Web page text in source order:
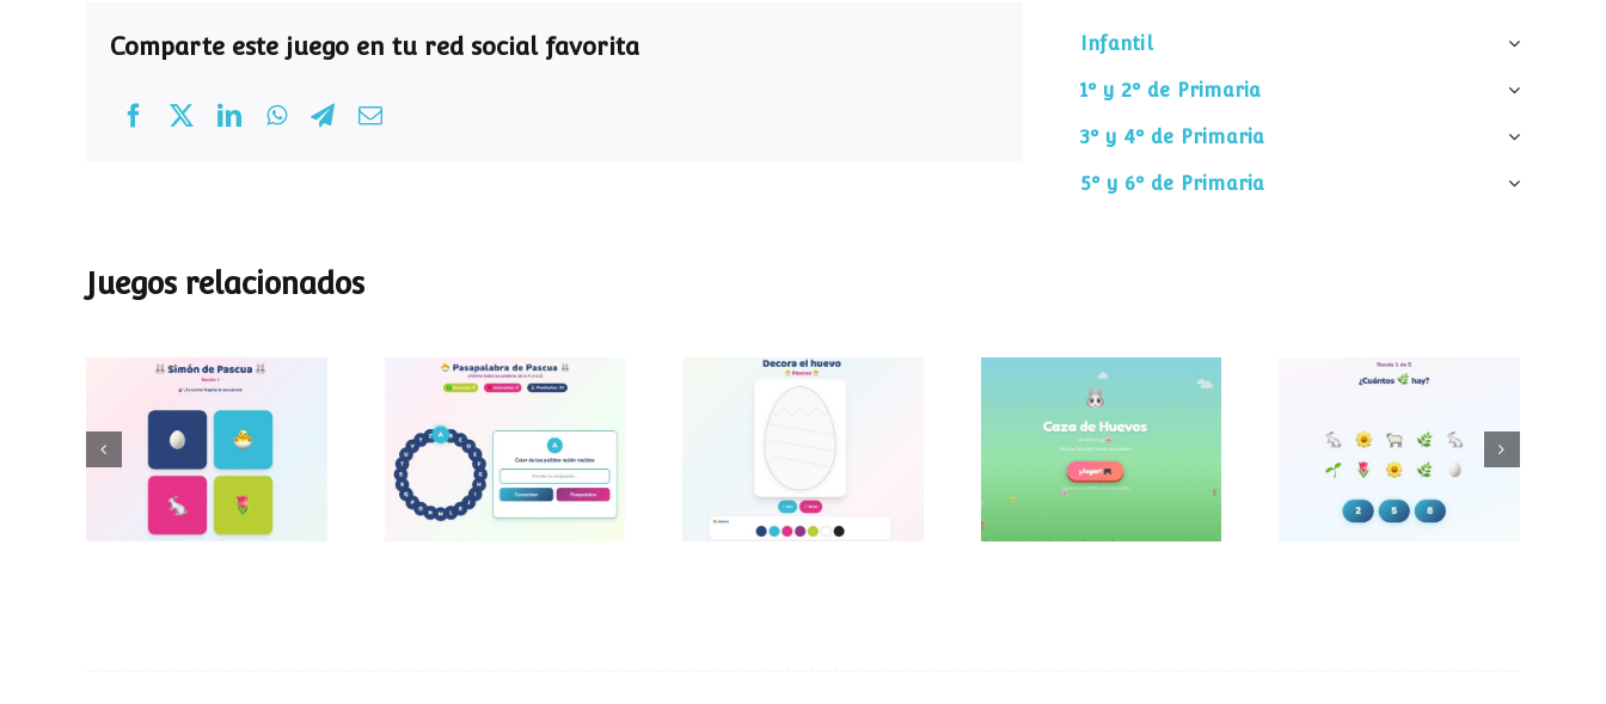
Comparte este juego en tu red social favorita Infantil
1º y 2º de Primaria
3º y 4º de Primaria
5º y 6º de Primaria
Juegos relacionados
Simon de Pascua
Pasapalabra de
Pascua
Decora el huevo de
Pascua
Caza de huevos
¿Cuántos
elementos hay?